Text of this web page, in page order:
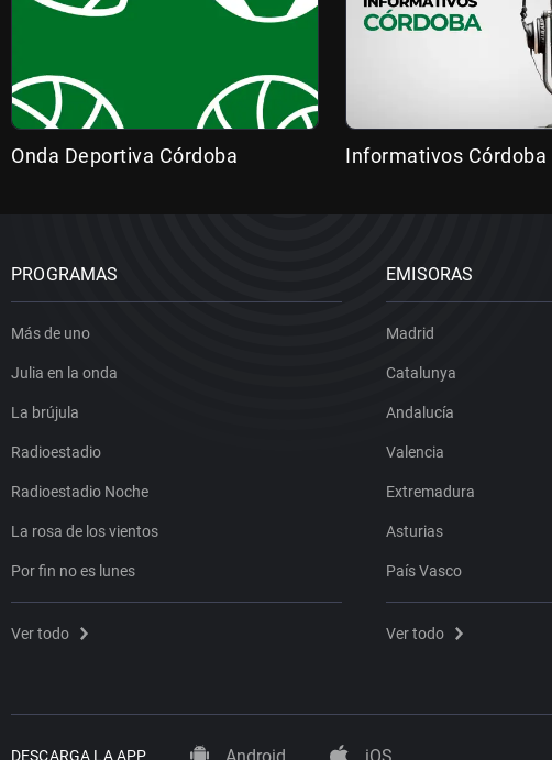
Onda Deportiva Córdoba Informativos Córdoba
PROGRAMAS
Más de uno
Julia en la onda
La brújula
Radioestadio
Radioestadio Noche
La rosa de los vientos
Por fin no es lunes
Ver todo
EMISORAS
Madrid
Catalunya
Andalucía
Valencia
Extremadura
Asturias
País Vasco
Ver todo
DESCARGA LA APP